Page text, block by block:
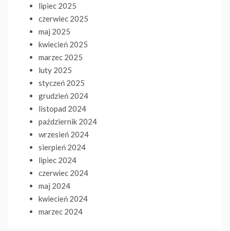
lipiec 2025
czerwiec 2025
maj 2025
kwiecień 2025
marzec 2025
luty 2025
styczeń 2025
grudzień 2024
listopad 2024
październik 2024
wrzesień 2024
sierpień 2024
lipiec 2024
czerwiec 2024
maj 2024
kwiecień 2024
marzec 2024